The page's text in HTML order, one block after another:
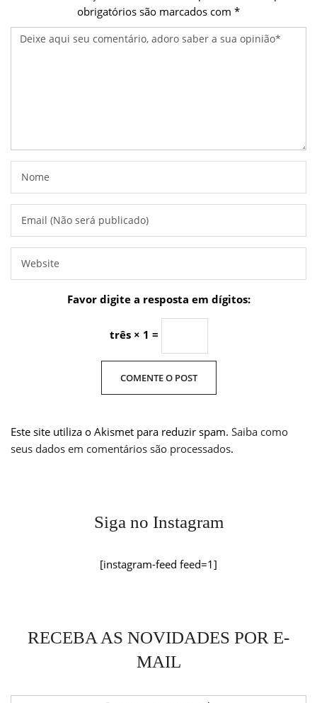
obrigatórios são marcados com *
Favor digite a resposta em dígitos:
três × 1 =
Este site utiliza o Akismet para reduzir spam. Saiba como
seus dados em comentários são processados.
Siga no Instagram
[instagram-feed feed=1]
RECEBA AS NOVIDADES POR E-
MAIL